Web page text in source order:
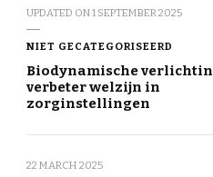
UPDATED ON1 SEPTEMBER 2025
NIET GECATEGORISEERD
Biodynamische
verbeter welzijn in
zorginstellingen
22 MARCH 2025